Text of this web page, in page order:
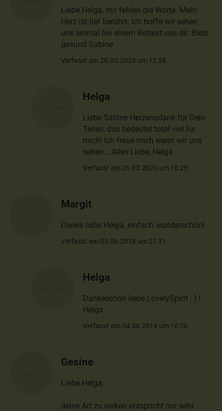
Liebe Helga, mir fehlen die Worte. Mein
Herz ist tief berührt. Ich hoffe wir sehen
uns einmal bei einem Retreat von dir. Bleib
gesund Sabine
Verfasst am 26.03.2020 um 12:55
Helga
Liebe Sabine Herzensdank für Dein
Teilen, das bedeutet total viel für
mich! Ich freue mich wenn wir uns
sehen... Alles Liebe, Helga
Verfasst am 26.03.2020 um 16:25
Margit
Danke liebe Helga, einfach wunderschön!
Verfasst am 03.06.2018 um 21:31
Helga
Dankeschön liebe LovelySpirit : ) !
Helga
Verfasst am 04.06.2018 um 16:36
Gesine
Liebe Helga,
deine Art zu wirken entspricht mir sehr.